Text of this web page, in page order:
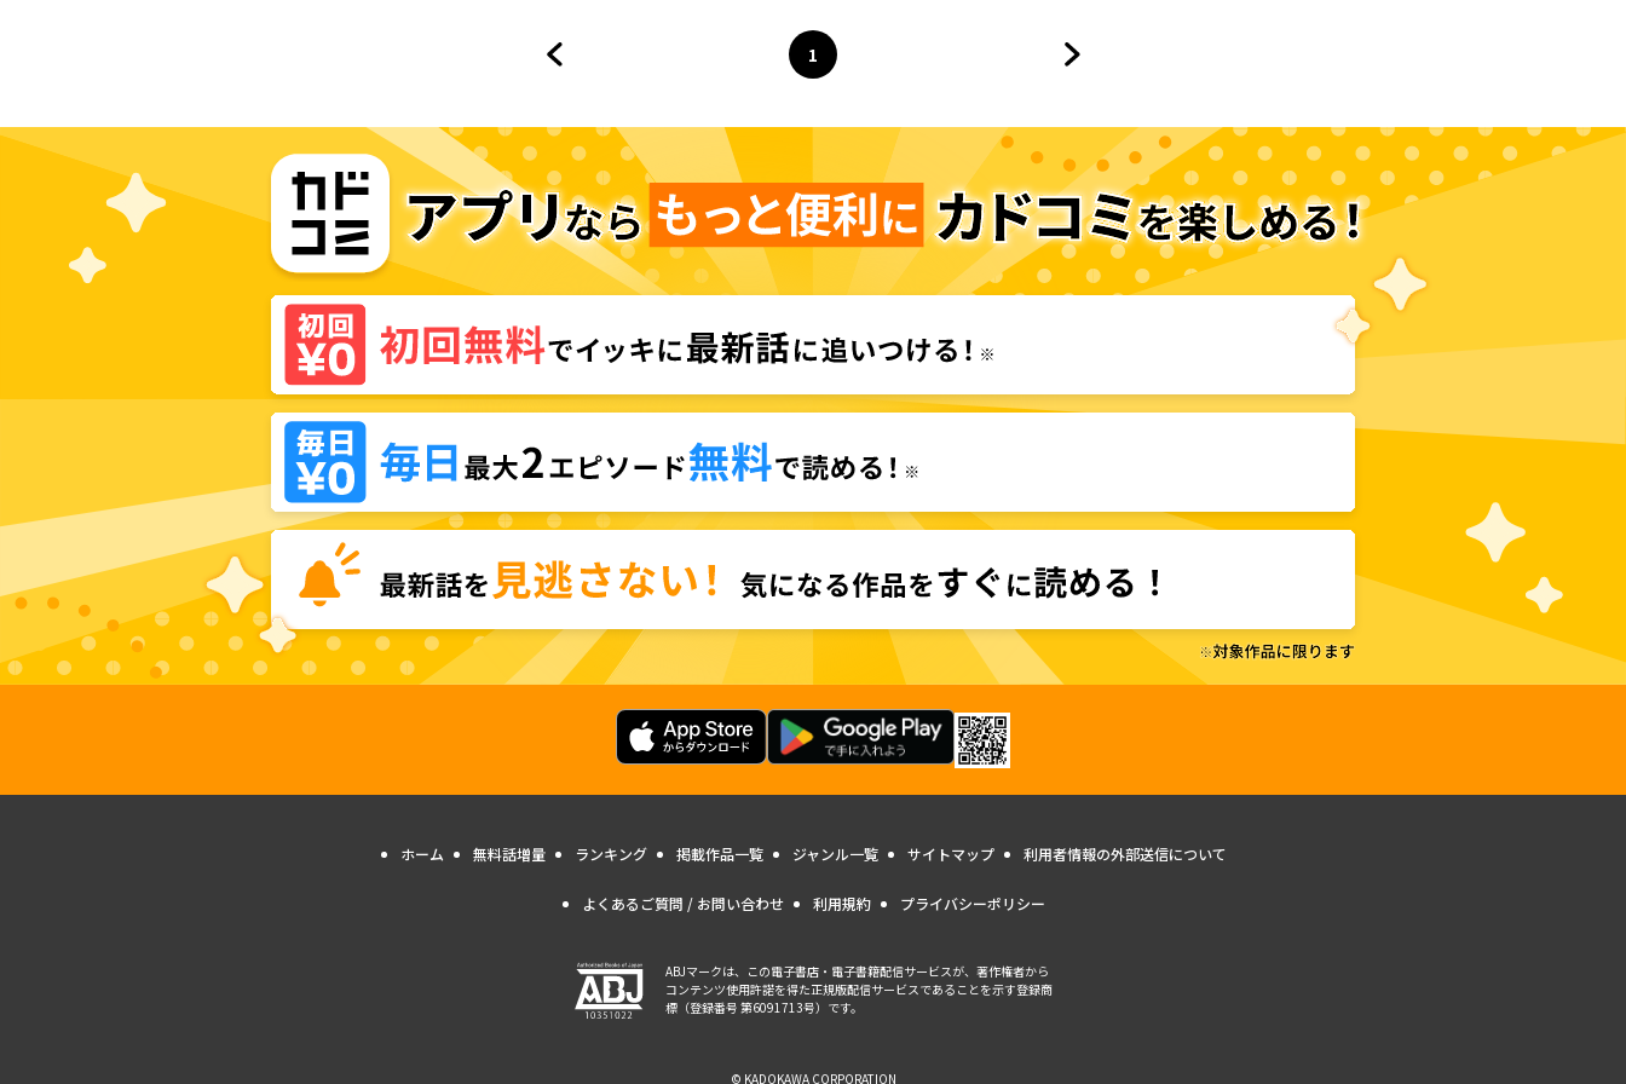
ページ
1
へ
ホーム 無料話増量 ランキング 掲載作品一覧 ジャンル一覧 サイトマップ 利用者情報の外部送信について
よくあるご質問 / お問い合わせ 利用規約 プライバシーポリシー
ABJマークは、この電子書店・電子書籍配信サービスが、著作権者から
コンテンツ使用許諾を得た正規版配信サービスであることを示す登録商
標（登録番号 第6091713号）です。
© KADOKAWA CORPORATION